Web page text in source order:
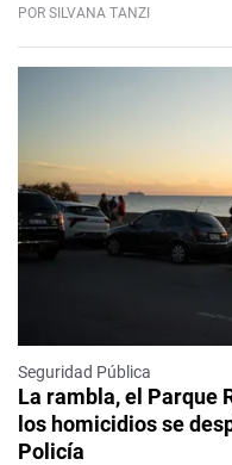
POR SILVANA TANZI
Seguridad Pública
La rambla, el Parque
los homicidios se
Policía